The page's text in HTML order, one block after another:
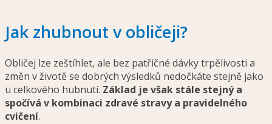
Jak zhubnout v obličeji?
Obličej lze zeštíhlet, ale bez patřičné dávky trpělivosti a
změn v životě se dobrých výsledků nedočkáte stejně jako
u celkového hubnutí. Základ je však stále stejný a
spočívá v kombinaci zdravé stravy a pravidelného
cvičení.